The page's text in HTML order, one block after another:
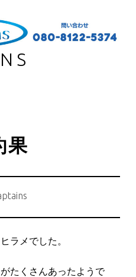
果
ラメでした。
たくさんあったようで